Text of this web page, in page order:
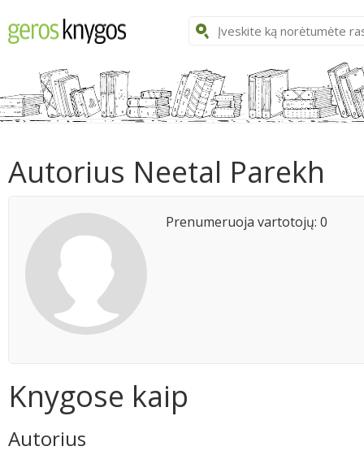
Autorius Neetal Parekh
Prenumeruoja vartotojų: 0
Knygose kaip
Autorius